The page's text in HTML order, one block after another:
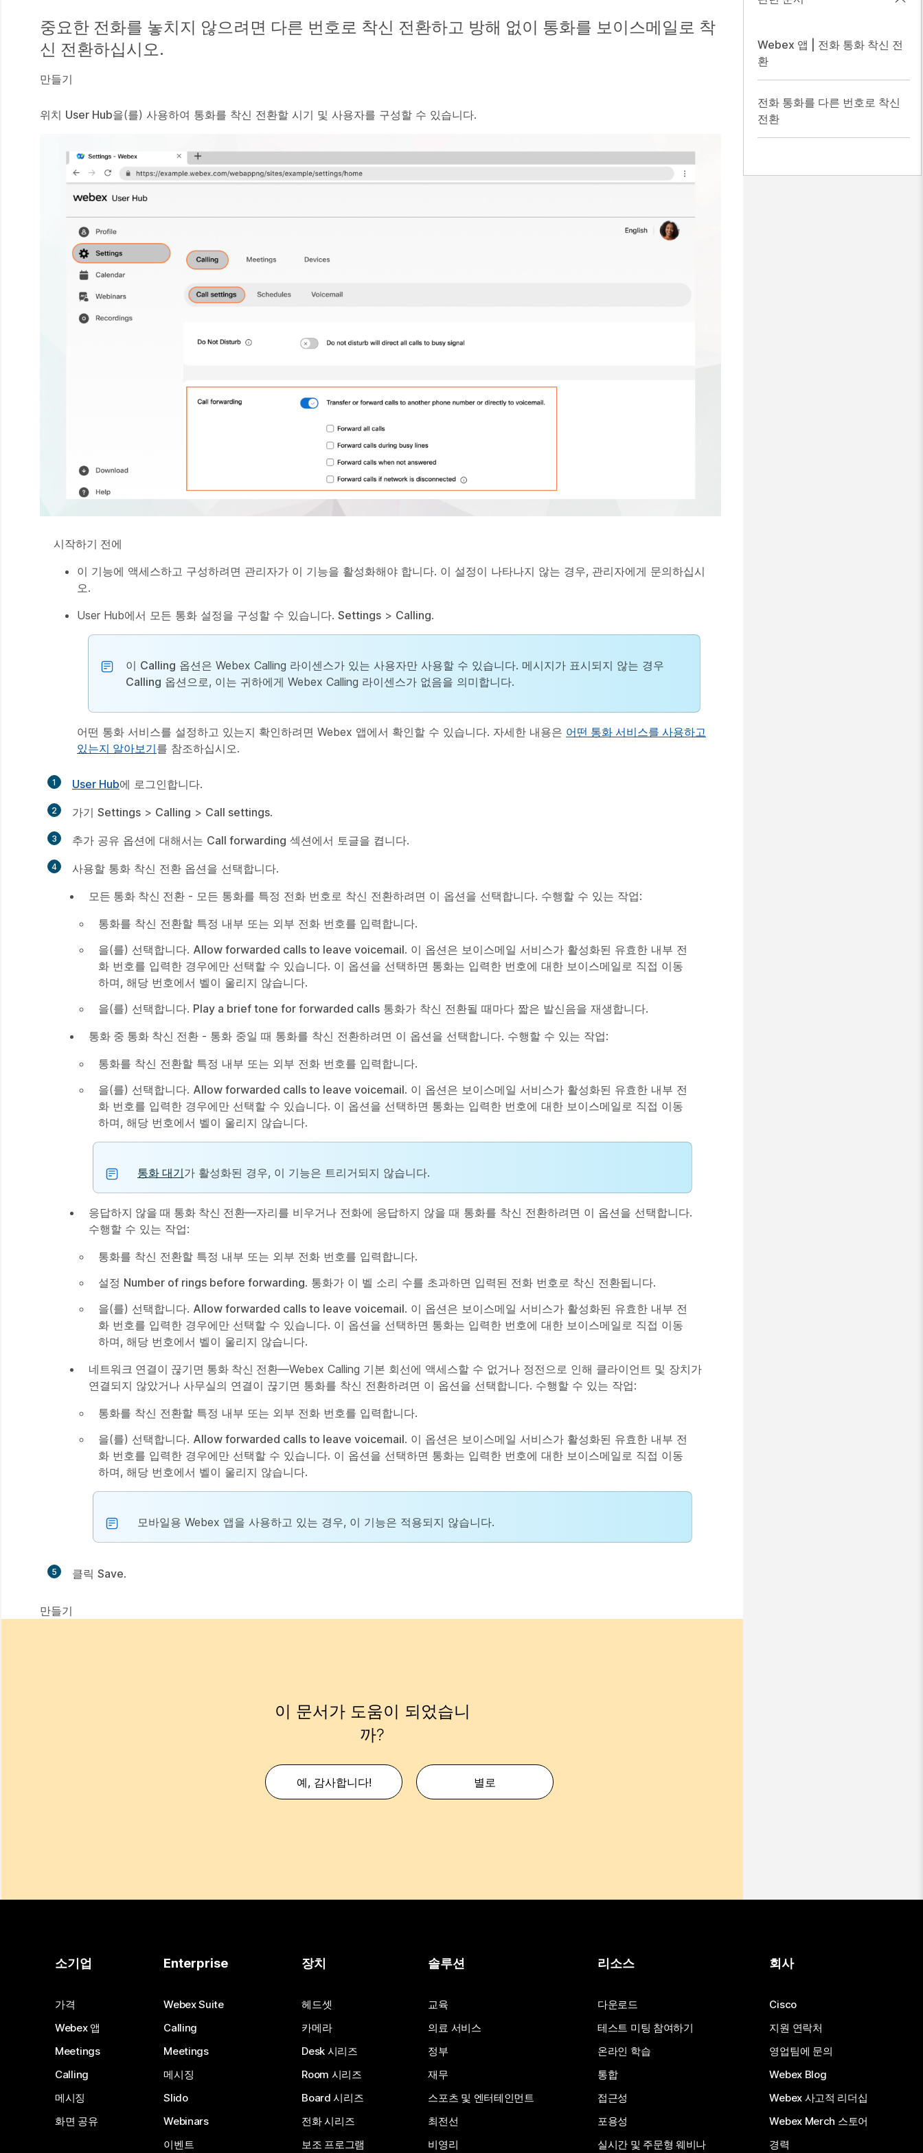
중요한 전화를 놓치지 않으려면 다른 번호로 착신 전환하고 방해 없이 통화를 보이스메일로 착
신 전환하십시오.
만들기
위치 User Hub을(를) 사용하여 통화를 착신 전환할 시기 및 사용자를 구성할 수 있습니다.
시작하기 전에
이 기능에 액세스하고 구성하려면 관리자가 이 기능을 활성화해야 합니다. 이 설정이 나타나지 않는 경우, 관리자에게 문의하십시
오.
User Hub에서 모든 통화 설정을 구성할 수 있습니다. Settings > Calling.
이 Calling 옵션은 Webex Calling 라이센스가 있는 사용자만 사용할 수 있습니다. 메시지가 표시되지 않는 경우
Calling 옵션으로, 이는 귀하에게 Webex Calling 라이센스가 없음을 의미합니다.
어떤 통화 서비스를 설정하고 있는지 확인하려면 Webex 앱에서 확인할 수 있습니다. 자세한 내용은 어떤 통화 서비스를 사용하고
있는지 알아보기를 참조하십시오.
1
들
User Hub에 로그인합니다.
2
들
가기 Settings > Calling > Call settings.
3
들
추가 공유 옵션에 대해서는 Call forwarding 섹션에서 토글을 켭니다.
4
사용할 통화 착신 전환 옵션을 선택합니다.
모든 통화 착신 전환 - 모든 통화를 특정 전화 번호로 착신 전환하려면 이 옵션을 선택합니다. 수행할 수 있는 작업:
통화를 착신 전환할 특정 내부 또는 외부 전화 번호를 입력합니다.
을(를) 선택합니다. Allow forwarded calls to leave voicemail. 이 옵션은 보이스메일 서비스가 활성화된 유효한 내부 전
화 번호를 입력한 경우에만 선택할 수 있습니다. 이 옵션을 선택하면 통화는 입력한 번호에 대한 보이스메일로 직접 이동
하며, 해당 번호에서 벨이 울리지 않습니다.
을(를) 선택합니다. Play a brief tone for forwarded calls 통화가 착신 전환될 때마다 짧은 발신음을 재생합니다.
통화 중 통화 착신 전환 - 통화 중일 때 통화를 착신 전환하려면 이 옵션을 선택합니다. 수행할 수 있는 작업:
통화를 착신 전환할 특정 내부 또는 외부 전화 번호를 입력합니다.
을(를) 선택합니다. Allow forwarded calls to leave voicemail. 이 옵션은 보이스메일 서비스가 활성화된 유효한 내부 전
화 번호를 입력한 경우에만 선택할 수 있습니다. 이 옵션을 선택하면 통화는 입력한 번호에 대한 보이스메일로 직접 이동
하며, 해당 번호에서 벨이 울리지 않습니다.
통화 대기가 활성화된 경우, 이 기능은 트리거되지 않습니다.
응답하지 않을 때 통화 착신 전환—자리를 비우거나 전화에 응답하지 않을 때 통화를 착신 전환하려면 이 옵션을 선택합니다.
수행할 수 있는 작업:
통화를 착신 전환할 특정 내부 또는 외부 전화 번호를 입력합니다.
설정 Number of rings before forwarding. 통화가 이 벨 소리 수를 초과하면 입력된 전화 번호로 착신 전환됩니다.
을(를) 선택합니다. Allow forwarded calls to leave voicemail. 이 옵션은 보이스메일 서비스가 활성화된 유효한 내부 전
화 번호를 입력한 경우에만 선택할 수 있습니다. 이 옵션을 선택하면 통화는 입력한 번호에 대한 보이스메일로 직접 이동
하며, 해당 번호에서 벨이 울리지 않습니다.
네트워크 연결이 끊기면 통화 착신 전환—Webex Calling 기본 회선에 액세스할 수 없거나 정전으로 인해 클라이언트 및 장치가
연결되지 않았거나 사무실의 연결이 끊기면 통화를 착신 전환하려면 이 옵션을 선택합니다. 수행할 수 있는 작업:
통화를 착신 전환할 특정 내부 또는 외부 전화 번호를 입력합니다.
을(를) 선택합니다. Allow forwarded calls to leave voicemail. 이 옵션은 보이스메일 서비스가 활성화된 유효한 내부 전
화 번호를 입력한 경우에만 선택할 수 있습니다. 이 옵션을 선택하면 통화는 입력한 번호에 대한 보이스메일로 직접 이동
하며, 해당 번호에서 벨이 울리지 않습니다.
모바일용 Webex 앱을 사용하고 있는 경우, 이 기능은 적용되지 않습니다.
5
기
클릭 Save.
만들기
이 문서가 도움이 되었습니
까?
예, 감사합니다! 별로
Webex 앱 | 전화 통화 착신 전
환
전화 통화를 다른 번호로 착신
전환
소기업
가격
Webex 앱
Meetings
Calling
메시징
화면 공유
Enterprise
Webex Suite
Calling
Meetings
메시징
Slido
Webinars
이벤트
장치
헤드셋
카메라
Desk 시리즈
Room 시리즈
Board 시리즈
전화 시리즈
보조 프로그램
솔루션
교육
의료 서비스
정부
재무
스포츠 및 엔터테인먼트
최전선
비영리
리소스
다운로드
테스트 미팅 참여하기
온라인 학습
통합
접근성
포용성
실시간 및 주문형 웨비나
회사
Cisco
지원 연락처
영업팀에 문의
Webex Blog
Webex 사고적 리더십
Webex Merch 스토어
경력